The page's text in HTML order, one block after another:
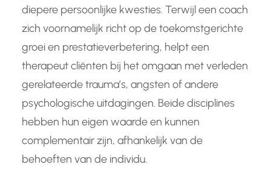
diepere persoonlijke kwesties. Terwijl een coach
zich voornamelijk richt op de toekomstgerichte
groei en prestatieverbetering, helpt een
therapeut cliënten bij het omgaan met verleden
gerelateerde trauma’s, angsten of andere
psychologische uitdagingen. Beide disciplines
hebben hun eigen waarde en kunnen
complementair zijn, afhankelijk van de
behoeften van de individu.